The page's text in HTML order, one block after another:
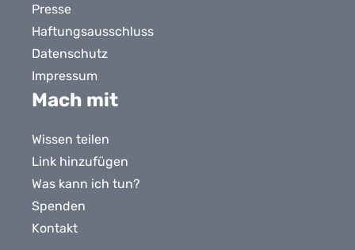
Presse
Haftungsausschluss
Datenschutz
Impressum
Mach mit
Wissen teilen
Link hinzufügen
Was kann ich tun?
Spenden
Kontakt